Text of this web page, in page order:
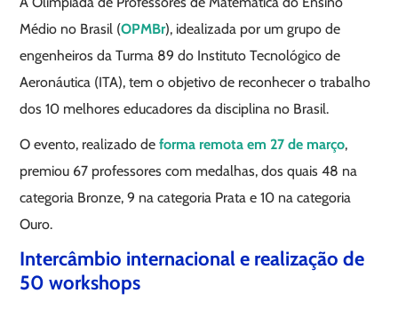
Médio no Brasil (OPMBr), idealizada por um grupo de
engenheiros da Turma 89 do Instituto Tecnológico de
Aeronáutica (ITA), tem o objetivo de reconhecer o trabalho
dos 10 melhores educadores da disciplina no Brasil.
O evento, realizado deforma remota em 27 de março,
premiou 67 professores com medalhas, dos quais 48 na
categoria Bronze, 9 na categoria Prata e 10 na categoria
Ouro.
Intercâmbio internacional e realização de
50 workshops